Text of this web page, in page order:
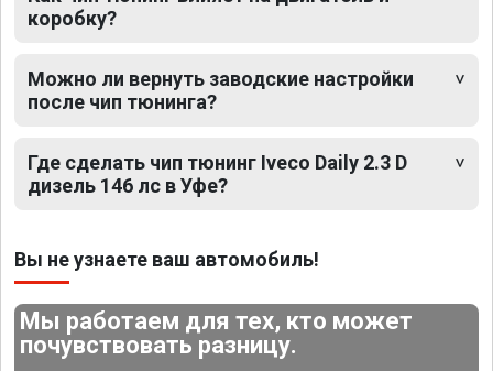
коробку?
Можно ли вернуть заводские настройки
после чип тюнинга?
Где сделать чип тюнинг Iveco Daily 2.3 D
дизель 146 лс в Уфе?
Вы не узнаете ваш автомобиль!
Мы работаем для тех, кто может
почувствовать разницу.